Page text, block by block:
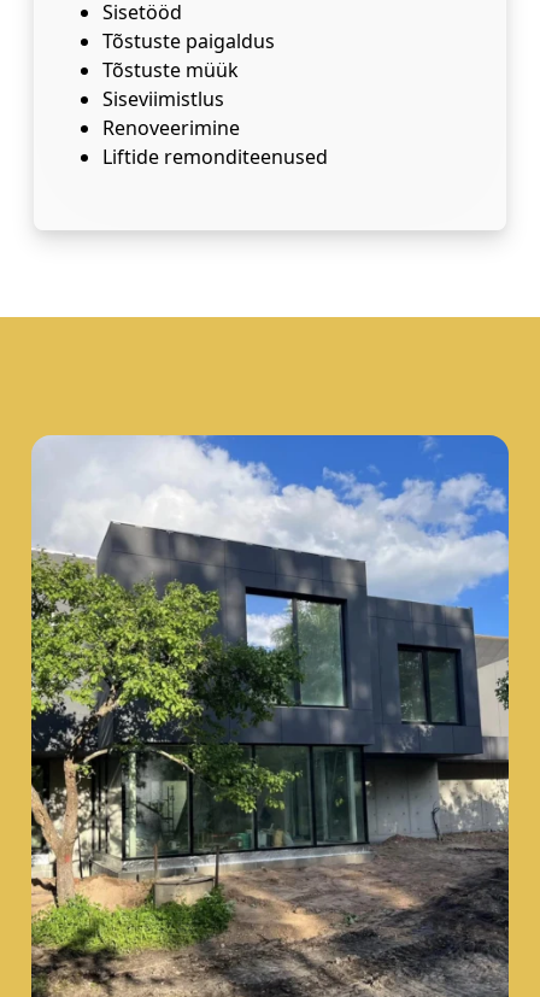
Sisetööd
Tõstuste paigaldus
Tõstuste müük
Siseviimistlus
Renoveerimine
Liftide remonditeenused